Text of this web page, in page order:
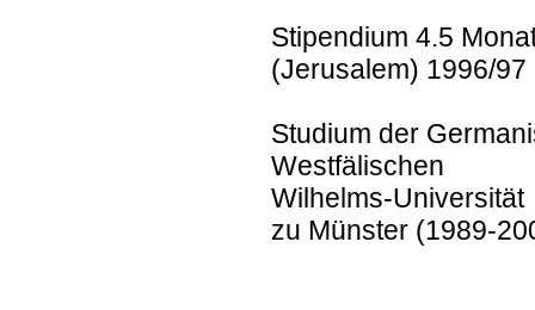
Stipendium 4.5
(Jerusalem) 1996/97
Studium der
Westfälischen
Wilhelms-Universität
zu Münster (1989-